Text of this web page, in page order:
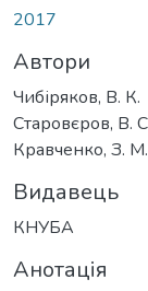
2017
Автори
Чибіряков, В. К.
Старовєров, В.
Кравченко, З. М.
Видавець
КНУБА
Анотація